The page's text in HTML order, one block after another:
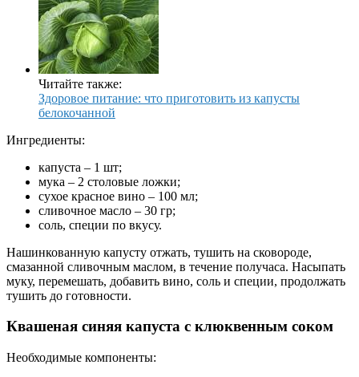
Читайте также:
Здоровое питание: что приготовить из капусты
белокочанной
Ингредиенты:
капуста – 1 шт;
мука – 2 столовые ложки;
сухое красное вино – 100 мл;
сливочное масло – 30 гр;
соль, специи по вкусу.
Нашинкованную капусту отжать, тушить на сковороде,
смазанной сливочным маслом, в течение получаса. Насыпать
муку, перемешать, добавить вино, соль и специи, продолжать
тушить до готовности.
Квашеная синяя капуста с клюквенным соком
Необходимые компоненты: